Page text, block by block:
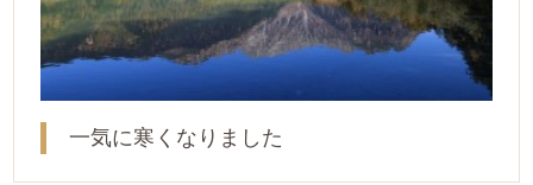
一気に寒くなりました